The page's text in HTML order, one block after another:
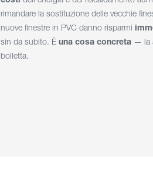
rimandare la sostituzione delle vecchie
nuove finestre in PVC danno risparmi
sin da subito. È una cosa concreta— la
bolletta.